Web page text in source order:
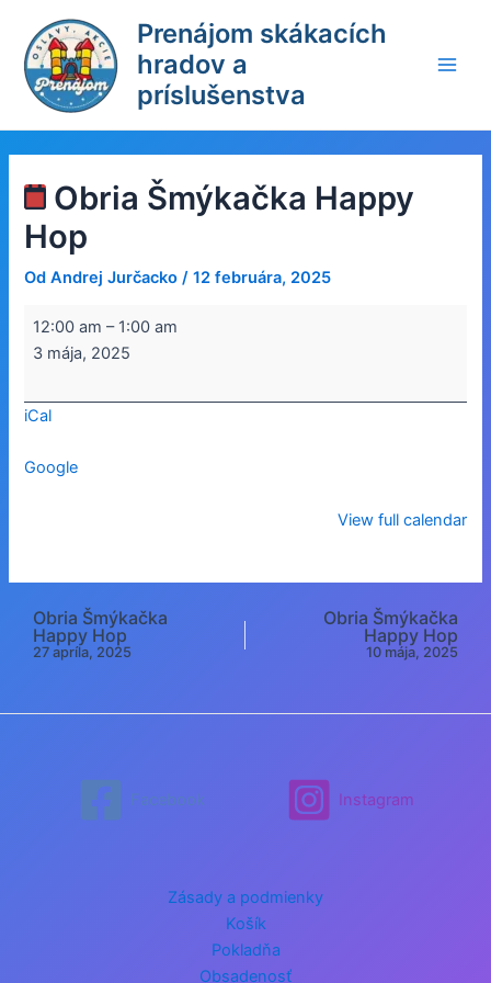
obsah
Prenájom skákacích
hradov a
príslušenstva
Obria Šmýkačka Happy
Hop
Od Andrej Jurčacko/12 februára, 2025
Obria
Šmýkačka
12:00 am – 1:00 am
3 mája, 2025
iCal
Google
View full calendar
Post
navigation
Obria Šmýkačka
Happy Hop
27 apríla, 2025
Obria Šmýkačka
Happy Hop
10 mája, 2025
Facebook Instagram
Zásady a podmienky
Košík
Pokladňa
Obsadenosť